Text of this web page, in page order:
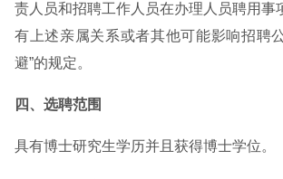
责人员和招聘工作人员在办理人员聘用事
有上述亲属关系或者其他可能影响招聘
避”的规定。
四、选聘范围
具有博士研究生学历并且获得博士学位。